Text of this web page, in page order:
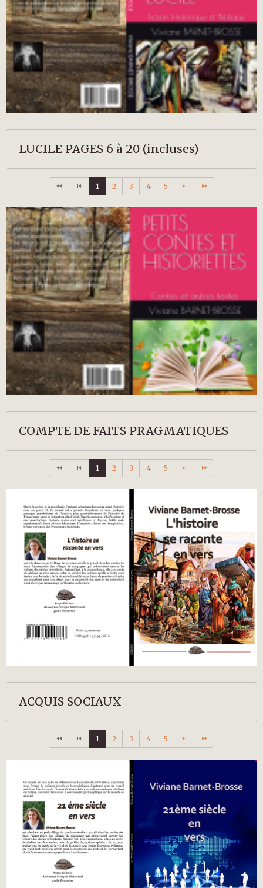
LUCILE PAGES 6 à 20 (incluses)
1 2 3 4 5
COMPTE DE FAITS PRAGMATIQUES
1 2 3 4 5
ACQUIS SOCIAUX
1 2 3 4 5